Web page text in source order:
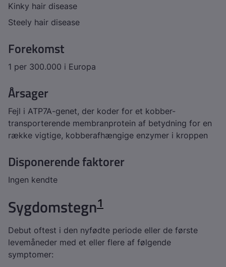
Kinky hair disease
Steely hair disease
Forekomst
1 per 300.000 i Europa
Årsager
Fejl i ATP7A-genet, der koder for et kobber-
transporterende membranprotein af betydning for en
række vigtige, kobberafhængige enzymer i kroppen
Disponerende faktorer
Ingen kendte
Sygdomstegn1
Debut oftest i den nyfødte periode eller de første
levemåneder med et eller flere af følgende
symptomer: